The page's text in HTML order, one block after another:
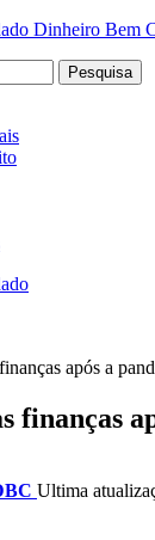
Dinheiro Bem
após a
finanças
Ultima